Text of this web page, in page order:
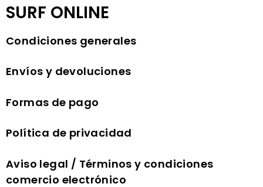
SURF ONLINE
Condiciones generales
Envíos y devoluciones
Formas de pago
Política de privacidad
Aviso legal / Términos y condiciones
comercio electrónico